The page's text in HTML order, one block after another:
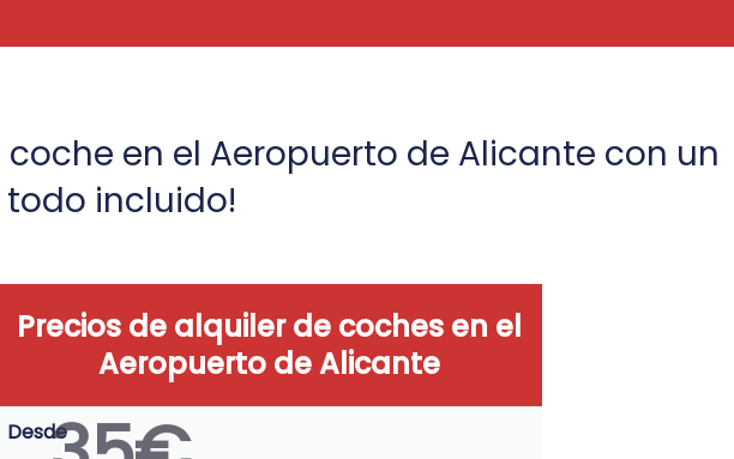
coche en el Aeropuerto de Alicante con un
incluido!​
Precios de alquiler de coches en el
Aeropuerto de Alicante
Desde